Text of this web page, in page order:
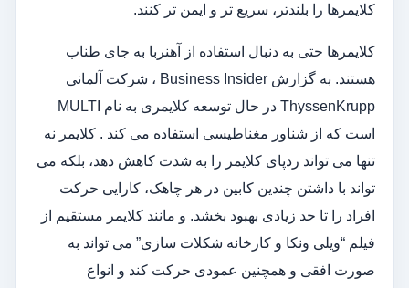
کلایمرها را بلندتر، سریع تر و ایمن تر کنند.
کلایمرها حتی به دنبال استفاده از آهنربا به جای طناب
هستند. به گزارش Business Insider ، شرکت آلمانی
ThyssenKrupp در حال توسعه کلایمری به نام MULTI
است که از شناور مغناطیسی استفاده می کند . کلایمر نه
تنها می تواند ردپای کلایمر را به شدت کاهش دهد، بلکه می
تواند با داشتن چندین کابین در هر چاهک، کارایی حرکت
افراد را تا حد زیادی بهبود بخشد. و مانند کلایمر مستقیم از
فیلم “ویلی ونکا و کارخانه شکلات سازی” می تواند به
صورت افقی و همچنین عمودی حرکت کند و انواع